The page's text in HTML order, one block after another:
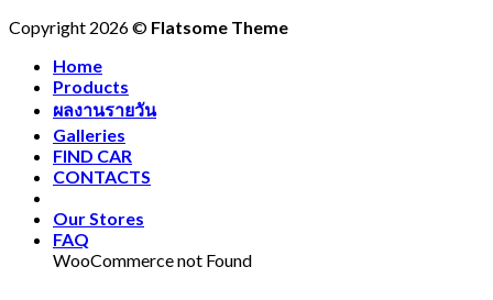
Copyright 2026 © Flatsome Theme
Home
Products
ผลงานรายวัน
Galleries
FIND CAR
CONTACTS
Our Stores
FAQ
WooCommerce not Found